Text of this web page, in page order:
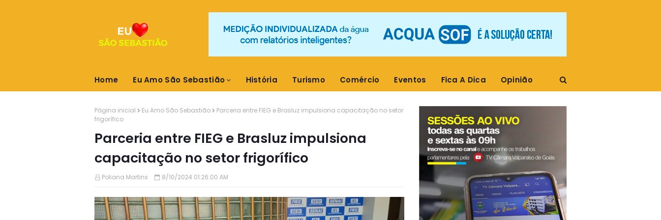
Home Eu Amo São Sebastião História Turismo Comércio Eventos Fica A Dica Opinião
Página inicial Eu Amo São Sebastião
Parceria entre FIEG e Brasluz impulsiona capacitação no setor
frigorífico
Parceria entre FIEG e Brasluz impulsiona
capacitação no setor frigorífico
Poliana Martins 8/10/2024 01:26:00 AM